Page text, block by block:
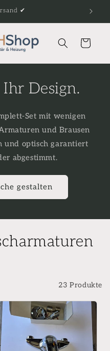
✔
Warenkorb
Design.
Set mit wenigen
und Brausen
und optisch garantiert
abgestimmt.
gestalten
23 Produkte